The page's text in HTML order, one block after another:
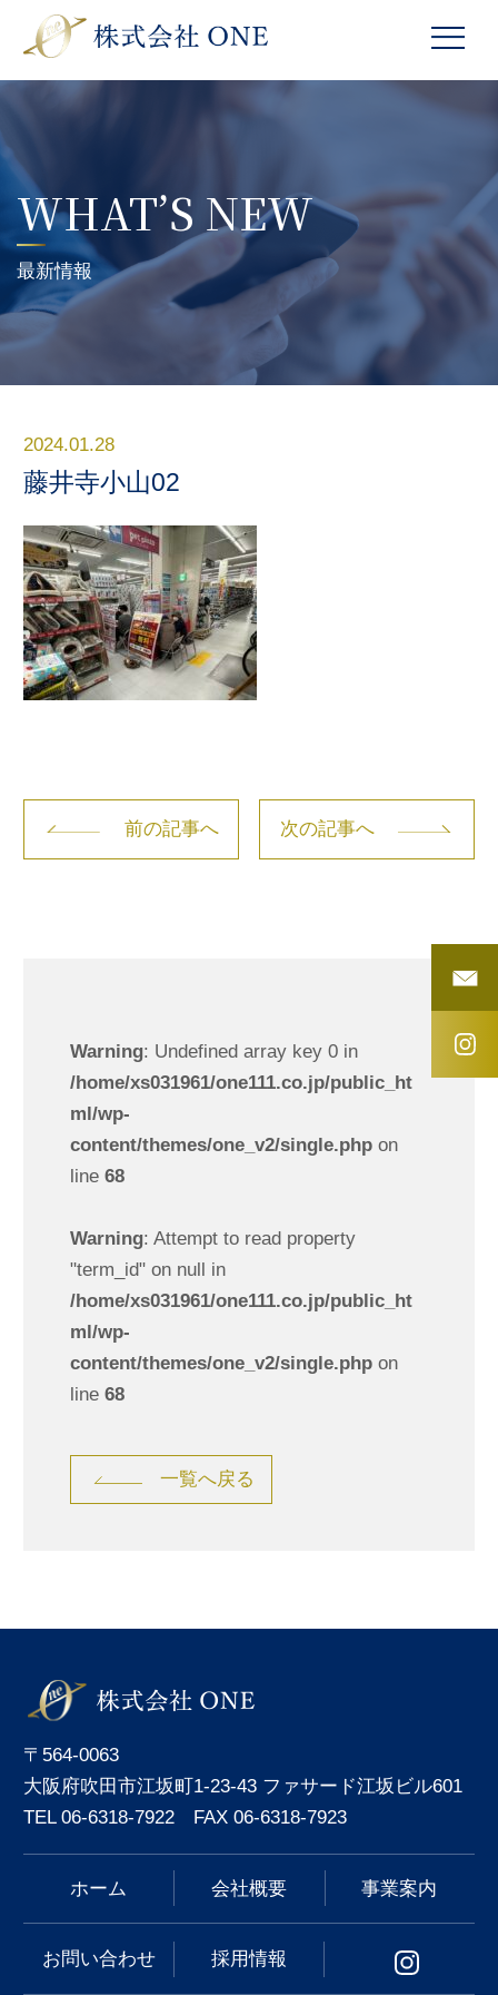
WHAT’S NEW
最新情報
2024.01.28
藤井寺小山02
前の記事へ 次の記事へ
Warning: Undefined array key 0 in
/home/xs031961/one111.co.jp/public_ht
ml/wp-
content/themes/one_v2/single.phpon
line 68
Warning: Attempt to read property
"term_id" on null in
/home/xs031961/one111.co.jp/public_ht
ml/wp-
content/themes/one_v2/single.phpon
line 68
一覧へ戻る
〒564-0063
大阪府吹田市江坂町1-23-43 ファサード江坂ビル601
TEL 06-6318-7922 FAX 06-6318-7923
ホーム 会社概要 事業案内
お問い合わせ 採用情報